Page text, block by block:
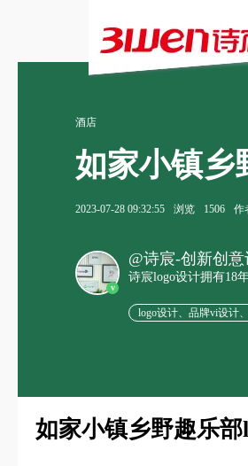
酒店
如家小镇乡
2023-07-28 09:32:55 浏览 1506 作
v
@诗宸-创新创意
诗宸logo设计拥有18
logo设计、品牌vi设计
如家小镇乡野趣乐部